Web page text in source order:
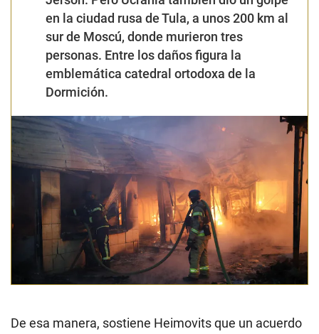
en la ciudad rusa de Tula, a unos 200 km al
sur de Moscú, donde murieron tres
personas. Entre los daños figura la
emblemática catedral ortodoxa de la
Dormición.
De esa manera, sostiene Heimovits que un acuerdo